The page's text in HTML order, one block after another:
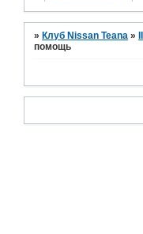
» Клуб Nissan Teana »
помощь